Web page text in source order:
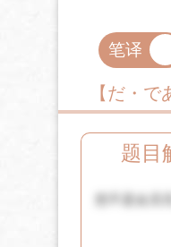
笔译
【だ・で
题目